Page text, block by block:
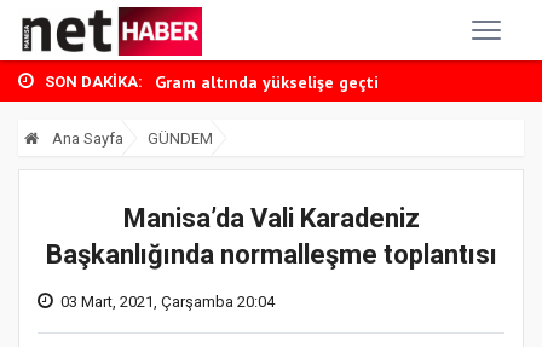
SON DAKIKA:
Manisa uyuşturucu operasyonu
Gram altında yükselişe geçti
Ağustos ayı kira artış oranı belli oldu
Dutlulu CHP’den istifa etti
Manisa uyuşturucu operasyonu
Ana Sayfa GÜNDEM
Manisa’da Vali Karadeniz
Başkanlığında normalleşme toplantısı
03 Mart, 2021, Çarşamba 20:04